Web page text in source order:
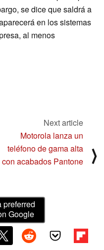
se dice que saldrá a
en los sistemas
al menos
Next article
Motorola lanza un
teléfono de gama alta
con acabados Pantone
⟩
preferred
Google